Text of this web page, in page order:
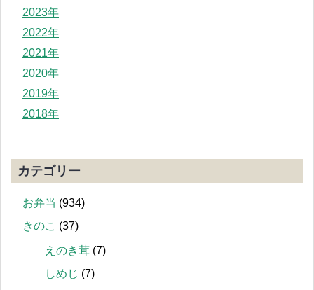
2023年
2022年
2021年
2020年
2019年
2018年
カテゴリー
お弁当 (934)
きのこ (37)
えのき茸 (7)
しめじ (7)